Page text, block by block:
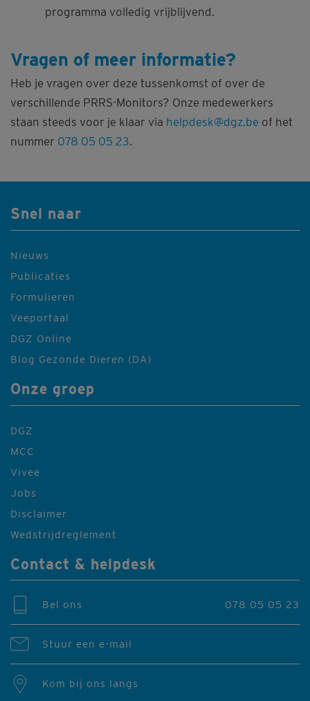
programma volledig vrijblijvend.
Vragen of meer informatie?
Heb je vragen over deze tussenkomst of over de
verschillende PRRS-Monitors? Onze medewerkers
staan steeds voor je klaar via helpdesk@dgz.be of het
nummer 078 05 05 23.
Snel naar
Nieuws
Publicaties
Formulieren
Veeportaal
DGZ Online
Blog Gezonde Dieren (DA)
Onze groep
DGZ
MCC
Vivee
Jobs
Disclaimer
Wedstrijdreglement
Contact & helpdesk
Bel ons 078 05 05 23
Stuur een e-mail
Kom bij ons langs